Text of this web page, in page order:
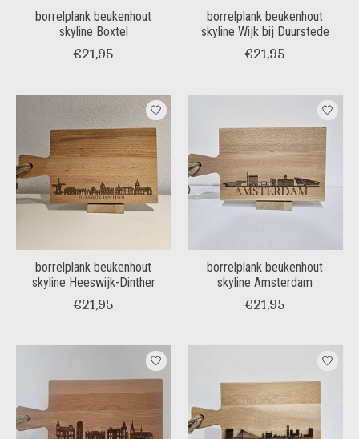
borrelplank beukenhout
skyline Boxtel
€21,95
borrelplank beukenhout
skyline Wijk bij Duurstede
€21,95
borrelplank beukenhout
skyline Heeswijk-Dinther
€21,95
borrelplank beukenhout
skyline Amsterdam
€21,95